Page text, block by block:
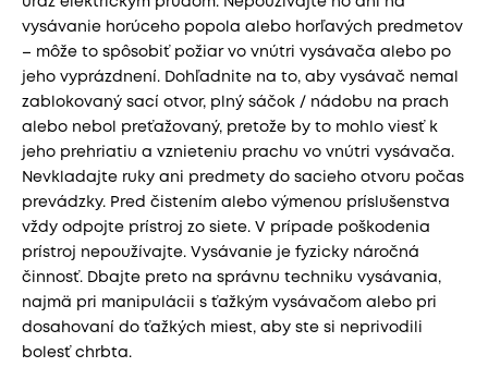
vysávanie horúceho popola alebo horľavých predmetov
– môže to spôsobiť požiar vo vnútri vysávača alebo po
jeho vyprázdnení. Dohľadnite na to, aby vysávač nemal
zablokovaný sací otvor, plný sáčok / nádobu na prach
alebo nebol preťažovaný, pretože by to mohlo viesť k
jeho prehriatiu a vznieteniu prachu vo vnútri vysávača.
Nevkladajte ruky ani predmety do sacieho otvoru počas
prevádzky. Pred čistením alebo výmenou príslušenstva
vždy odpojte prístroj zo siete. V prípade poškodenia
prístroj nepoužívajte. Vysávanie je fyzicky náročná
činnosť. Dbajte preto na správnu techniku ​​vysávania,
najmä pri manipulácii s ťažkým vysávačom alebo pri
dosahovaní do ťažkých miest, aby ste si neprivodili
bolesť chrbta.